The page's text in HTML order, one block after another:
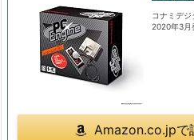
コナミデジ
2020年3月
Amazon.co.jpで